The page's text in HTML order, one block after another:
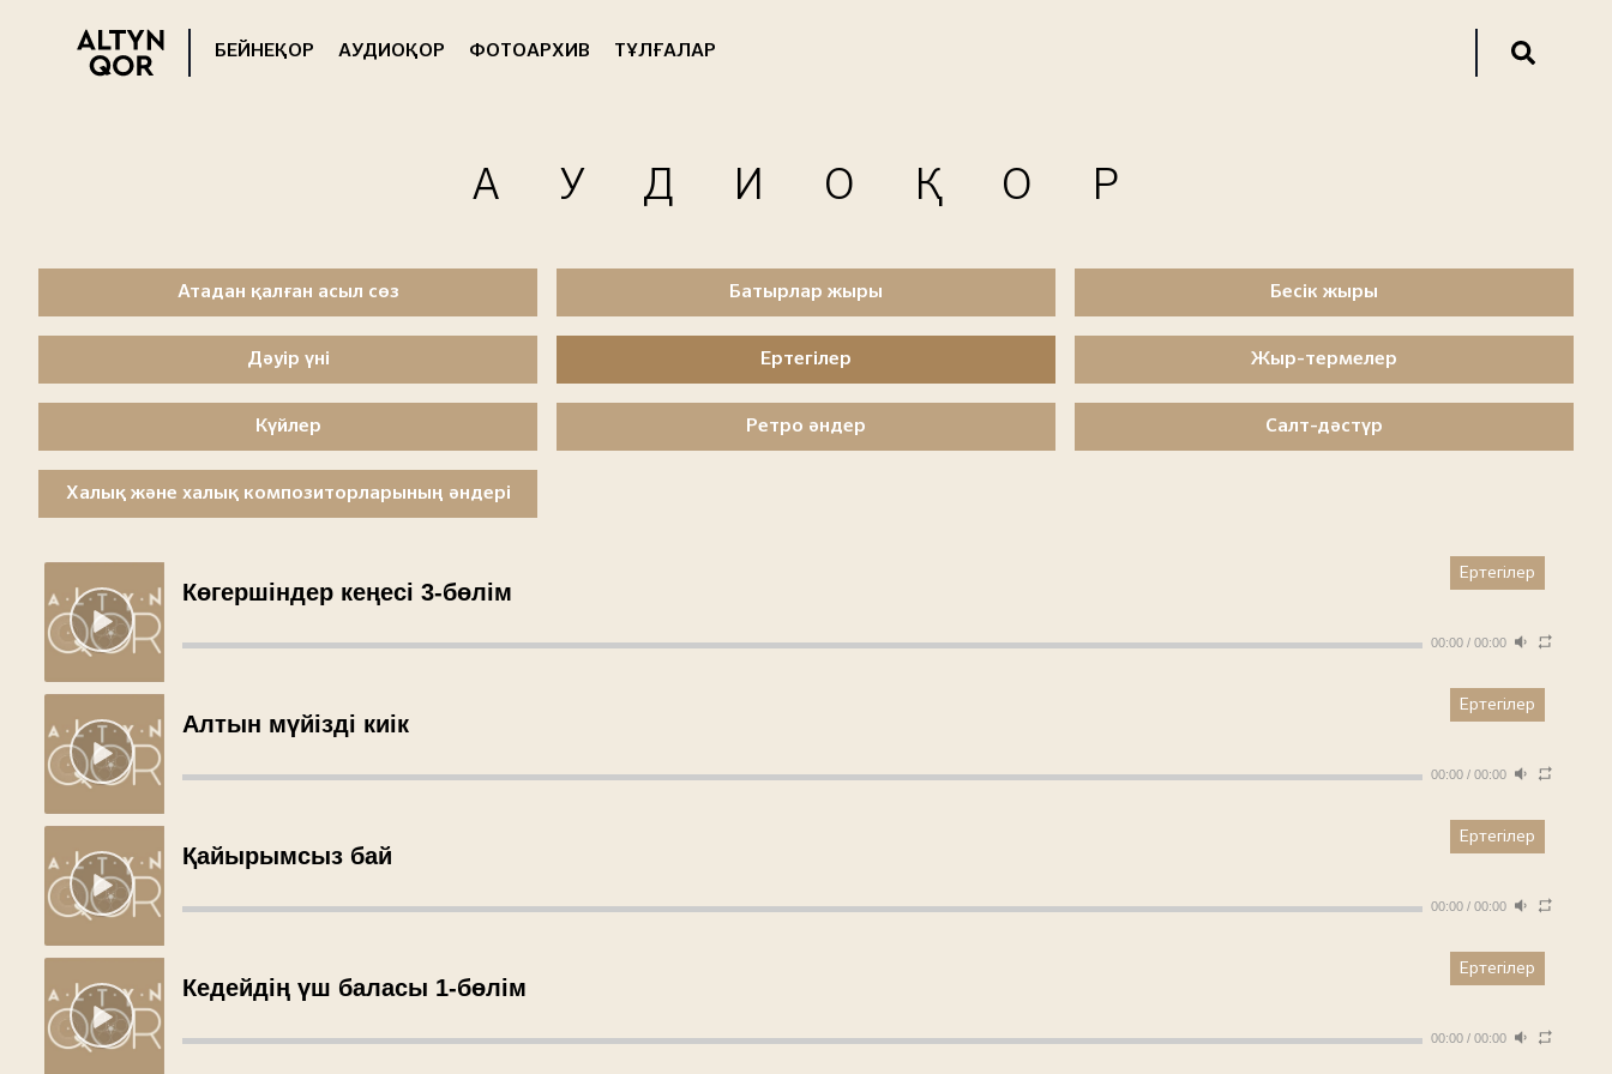
БЕЙНЕҚОР АУДИОҚОР ФОТОАРХИВ ТҰЛҒАЛАР
АУДИОҚОР
Атадан қалған асыл сөз Батырлар жыры Бесік жыры
Дәуір үні Ертегілер Жыр-термелер
Күйлер Ретро әндер Салт-дәстүр
Халық және халық композиторларының әндері
Көгершіндер кеңесі 3-бөлім
00:00 / 00:00
Ертегілер
Алтын мүйізді киік
00:00 / 00:00
Ертегілер
Қайырымсыз бай
00:00 / 00:00
Ертегілер
Кедейдің үш баласы 1-бөлім
00:00 / 00:00
Ертегілер